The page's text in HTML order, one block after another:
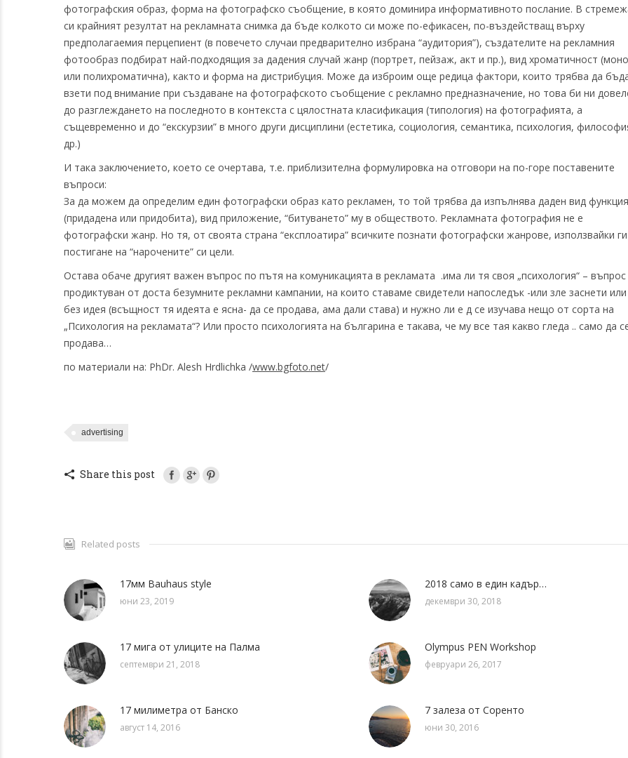
фотографския образ, форма на фотографско съобщение, в която доминира информативното послание. В
си крайният резултат на рекламната снимка да бъде колкото си може по-ефикасен, по-въздействащ върху
предполагаемия перцепиент (в повечето случаи предварително избрана “аудитория”), създателите на рекламния
фотообраз подбират най-подходящия за дадения случай жанр (портрет, пейзаж, акт и пр.), вид хроматичност
или полихроматична), както и форма на дистрибуция. Може да изброим още редица фактори, които трябва да
взети под внимание при създаване на фотографското съобщение с рекламно предназначение, но това би ни
до разглеждането на последното в контекста с цялостната класификация (типология) на фотографията, а
същевременно и до “екскурзии” в много други дисциплини (естетика, социология, семантика, психология,
др.)
И така заключението, което се очертава, т.е. приблизителна формулировка на отговори на по-горе поставените
въпроси:
За да можем да определим един фотографски образ като рекламен, то той трябва да изпълнява даден вид функция
(придадена или придобита), вид приложение, “битуването” му в обществото. Рекламната фотография не е
фотографски жанр. Но тя, от своята страна “експлоатира” всичките познати фотографски жанрове, използвайки
постигане на “нарочените” си цели.
Остава обаче другият важен въпрос по пътя на комуникацията в рекламата .има ли тя своя „психология“ – въпрос
продиктуван от доста безумните рекламни кампании, на които ставаме свидетели напоследък -или зле заснети или
без идея (всъщност тя идеята е ясна- да се продава, ама дали става) и нужно ли е д се изучава нещо от сорта на
„Психология на рекламата“? Или просто психологията на българина е такава, че му все тая какво гледа .. само да
продава…
по материали на: PhDr. Alesh Hrdlichka /www.bgfoto.net/
advertising
Share this post
Related posts
17мм Bauhaus style
юни 23, 2019
2018 само в един кадър…
декември 30, 2018
17 мига от улиците на Палма
септември 21, 2018
Olympus PEN Workshop
февруари 26, 2017
17 милиметра от Банско
август 14, 2016
7 залеза от Соренто
юни 30, 2016